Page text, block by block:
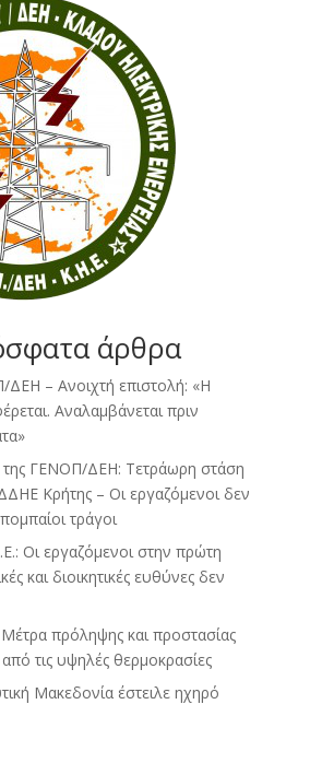
άρθρα
– Ανοιχτή επιστολή: «Η
Αναλαμβάνεται πριν
της ΓΕΝΟΠ/ΔΕΗ: Τετράωρη στάση
Κρήτης – Οι εργαζόμενοι δεν
τράγοι
Οι εργαζόμενοι στην πρώτη
και διοικητικές ευθύνες δεν
πρόληψης και προστασίας
τις υψηλές θερμοκρασίες
Μακεδονία έστειλε ηχηρό